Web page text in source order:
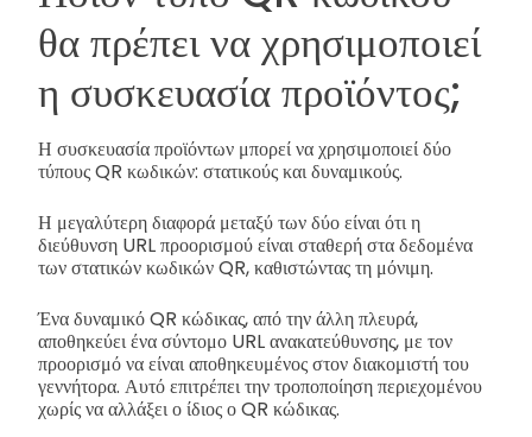
θα πρέπει να χρησιμοποιεί
η συσκευασία προϊόντος;
Η συσκευασία προϊόντων μπορεί να χρησιμοποιεί δύο
τύπους QR κωδικών: στατικούς και δυναμικούς.
Η μεγαλύτερη διαφορά μεταξύ των δύο είναι ότι η
διεύθυνση URL προορισμού είναι σταθερή στα δεδομένα
των στατικών κωδικών QR, καθιστώντας τη μόνιμη.
Ένα δυναμικό QR κώδικας, από την άλλη πλευρά,
αποθηκεύει ένα σύντομο URL ανακατεύθυνσης, με τον
προορισμό να είναι αποθηκευμένος στον διακομιστή του
γεννήτορα. Αυτό επιτρέπει την τροποποίηση περιεχομένου
χωρίς να αλλάξει ο ίδιος ο QR κώδικας.